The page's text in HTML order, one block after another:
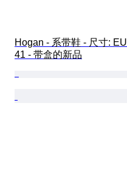
Hogan - 系带鞋 - 尺寸: EU
41 - 带盒的新品